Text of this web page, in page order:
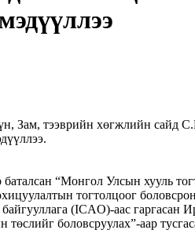
тээврийн хөгжлийн сайд
“Монгол Улсын хууль
тогтолцоог
(ICAO)-аас
боловсруулах”-аар